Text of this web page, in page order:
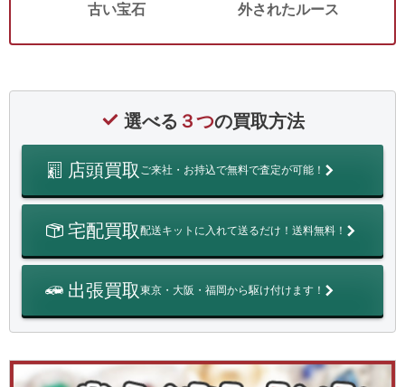
古い宝石 外されたルース
選べる ３つの買取方法
店頭買取 ご来社・お持込で無料で査定が可能！
宅配買取配送キットに入れて送るだけ！送料無料！
出張買取東京・大阪・福岡から駆け付けます！